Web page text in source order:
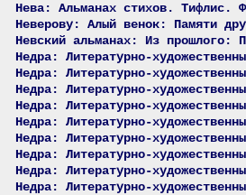
Нева: Альманах стихов. Тифлис.
Неверову: Алый венок: Памяти
Невский альманах: Из прошлого:
Недра: Литературно-
Недра: Литературно-
Недра: Литературно-
Недра: Литературно-
Недра: Литературно-
Недра: Литературно-
Недра: Литературно-
Недра: Литературно-
Недра: Литературно-